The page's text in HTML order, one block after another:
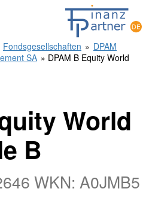
Fondsgesellschaften » DPAM
SA » DPAM B Equity World
World
B
WKN: A0JMB5